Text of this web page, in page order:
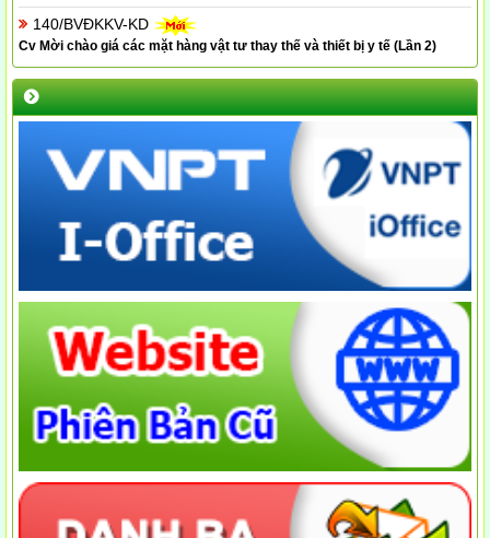
140/BVĐKKV-KD
Cv Mời chào giá các mặt hàng vật tư thay thế và thiết bị y tế (Lần 2)